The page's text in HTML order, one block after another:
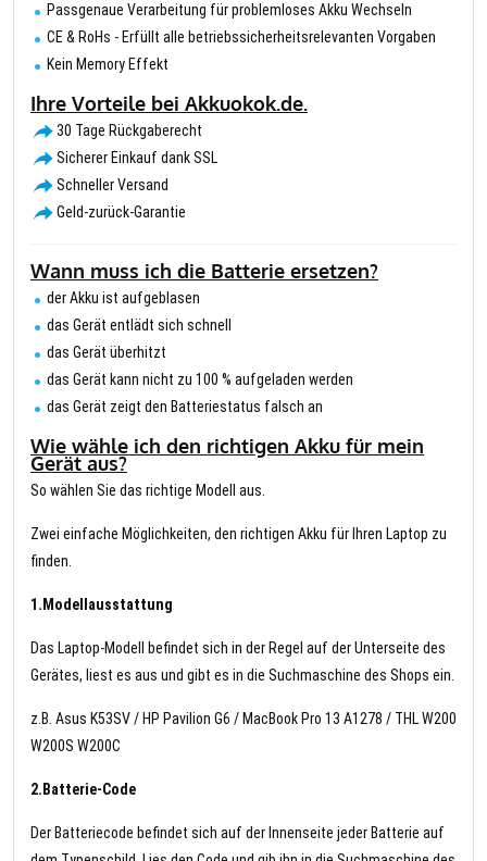
Passgenaue Verarbeitung für problemloses Akku Wechseln
CE & RoHs - Erfüllt alle betriebssicherheitsrelevanten Vorgaben
Kein Memory Effekt
Ihre Vorteile bei Akkuokok.de.
30 Tage Rückgaberecht
Sicherer Einkauf dank SSL
Schneller Versand
Geld-zurück-Garantie
Wann muss ich die Batterie ersetzen?
der Akku ist aufgeblasen
das Gerät entlädt sich schnell
das Gerät überhitzt
das Gerät kann nicht zu 100 % aufgeladen werden
das Gerät zeigt den Batteriestatus falsch an
Wie wähle ich den richtigen Akku für mein
Gerät aus?
So wählen Sie das richtige Modell aus.
Zwei einfache Möglichkeiten, den richtigen Akku für Ihren Laptop zu
finden.
1.Modellausstattung
Das Laptop-Modell befindet sich in der Regel auf der Unterseite des
Gerätes, liest es aus und gibt es in die Suchmaschine des Shops ein.
z.B. Asus K53SV / HP Pavilion G6 / MacBook Pro 13 A1278 / THL W200
W200S W200C
2.Batterie-Code
Der Batteriecode befindet sich auf der Innenseite jeder Batterie auf